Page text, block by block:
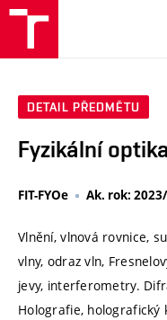
DETAIL PŘEDMĚTU
Fyzikální
FIT-FYOe Ak. rok:
Vlnění, vlnová rovnice,
vlny, odraz vln,
jevy, interferometry.
Holografie, holografický